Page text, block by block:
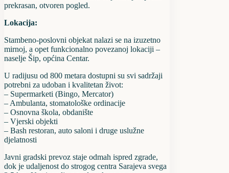
prekrasan, otvoren pogled.
Lokacija:
Stambeno-poslovni objekat nalazi se na izuzetno
mirnoj, a opet funkcionalno povezanoj lokaciji –
naselje Šip, općina Centar.
U radijusu od 800 metara dostupni su svi sadržaji
potrebni za udoban i kvalitetan život:
– Supermarketi (Bingo, Mercator)
– Ambulanta, stomatološke ordinacije
– Osnovna škola, obdanište
– Vjerski objekti
– Bash restoran, auto saloni i druge uslužne
djelatnosti
Javni gradski prevoz staje odmah ispred zgrade,
dok je udaljenost do strogog centra Sarajeva svega